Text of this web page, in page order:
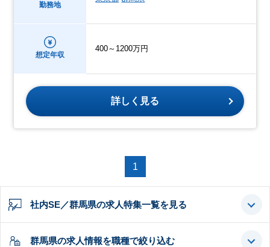
勤務地
想定年収
400～1200万円
詳しく見る
1
社内SE／群馬県の求人特集一覧を見る
群馬県の求人情報を職種で絞り込む